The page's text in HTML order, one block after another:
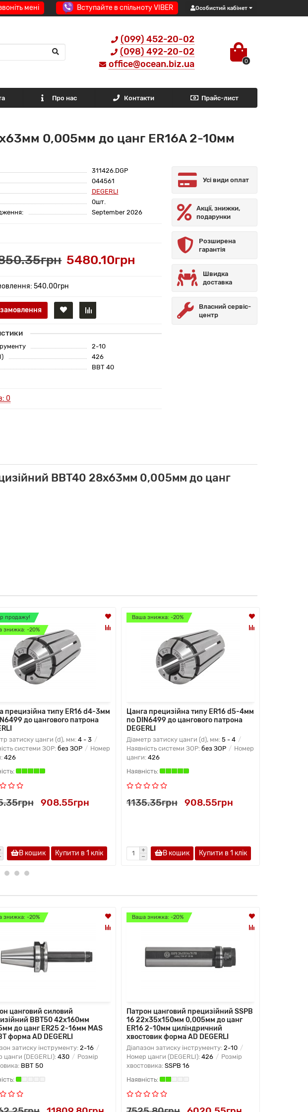
мені Вступайте в спільноту VIBER Особистий кабінет
(099) 452-20-02
(098) 492-20-02
office@ocean.biz.ua
0
Про нас Контакти Прайс-лист
0,005мм до цанг ER16A 2-10мм
311426.DGP
044561
DEGERLI
0шт.
September 2026
5480.10грн
540.00грн
2-10
426
BBT 40
0
Усі види оплат
Акції, знижки,
подарунки
Розширена
гарантія
Швидка
доставка
Власний сервіс-
центр
BBT40 28x63мм 0,005мм до цанг
продажу!
знижка: -20%
прецизійна типу ER16 d4-3мм
до цангового патрона
затиску цанги (d), мм:4 - 3
системи ЗОР: без ЗОР
Номер
426
908.55грн
В кошик Купити в 1 клiк
Ваша знижка: -20%
Цанга прецизійна типу ER16 d5-4мм
по DIN6499 до цангового патрона
DEGERLI
Діаметр затиску цанги (d), мм: 5 - 4
Наявність системи ЗОР: без ЗОР
Номер
цанги: 426
1135.35грн 908.55грн
В кошик Купити в 1 клiк
знижка: -20%
цанговий силовий
BBT50 42x160мм
до цанг ER25 2-16мм MAS
форма AD DEGERLI
затиску інструменту:2-16
цанги (DEGERLI):430
Розмір
BBT 50
Ваша знижка: -20%
Патрон цанговий прецизійний SSPB
16 22x35x150мм 0,005мм до цанг
ER16 2-10мм циліндричний
хвостовик форма AD DEGERLI
Діапазон затиску інструменту: 2-10
Номер цанги (DEGERLI): 426
Розмір
хвостовика: SSPB 16